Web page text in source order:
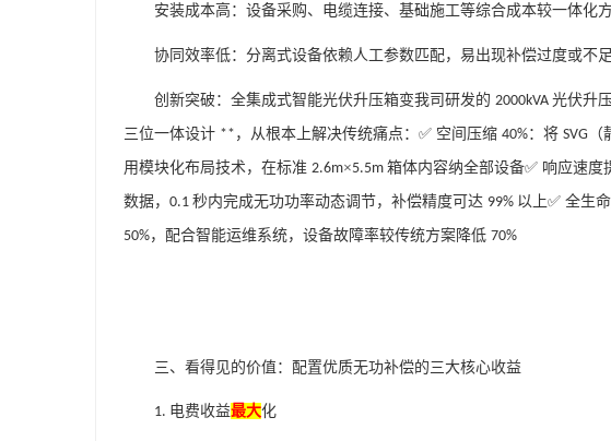
安装成本高：设备采购、电缆连接、基础施工等综合成本较一体化
协同效率低：分离式设备依赖人工参数匹配，易出现补偿过度或不
创新突破：全集成式智能光伏升压箱变我司研发的 2000kVA 光伏升
三位一体设计 ** ，从根本上解决传统痛点：✅ 空间压缩 40%：将 SVG
用模块化布局技术，在标准 2.6m×5.5m 箱体内容纳全部设备✅ 响应速度
数据， 0.1 秒内完成无功功率动态调节，补偿精度可达 99% 以上✅ 全生
50%，配合智能运维系统，设备故障率较传统方案降低 70%
三、看得见的价值：配置优质无功补偿的三大核心收益
1. 电费收益最大化